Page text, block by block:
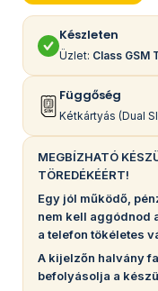
Készleten
Üzlet: Class GSM
Függőség
Kétkártyás (Dual
MEGBÍZHATÓ
TÖREDÉKÉÉRT!
Egy jól működő,
nem kell aggódnod
a telefon tökéletes
A kijelzőn halvány
befolyásolja a